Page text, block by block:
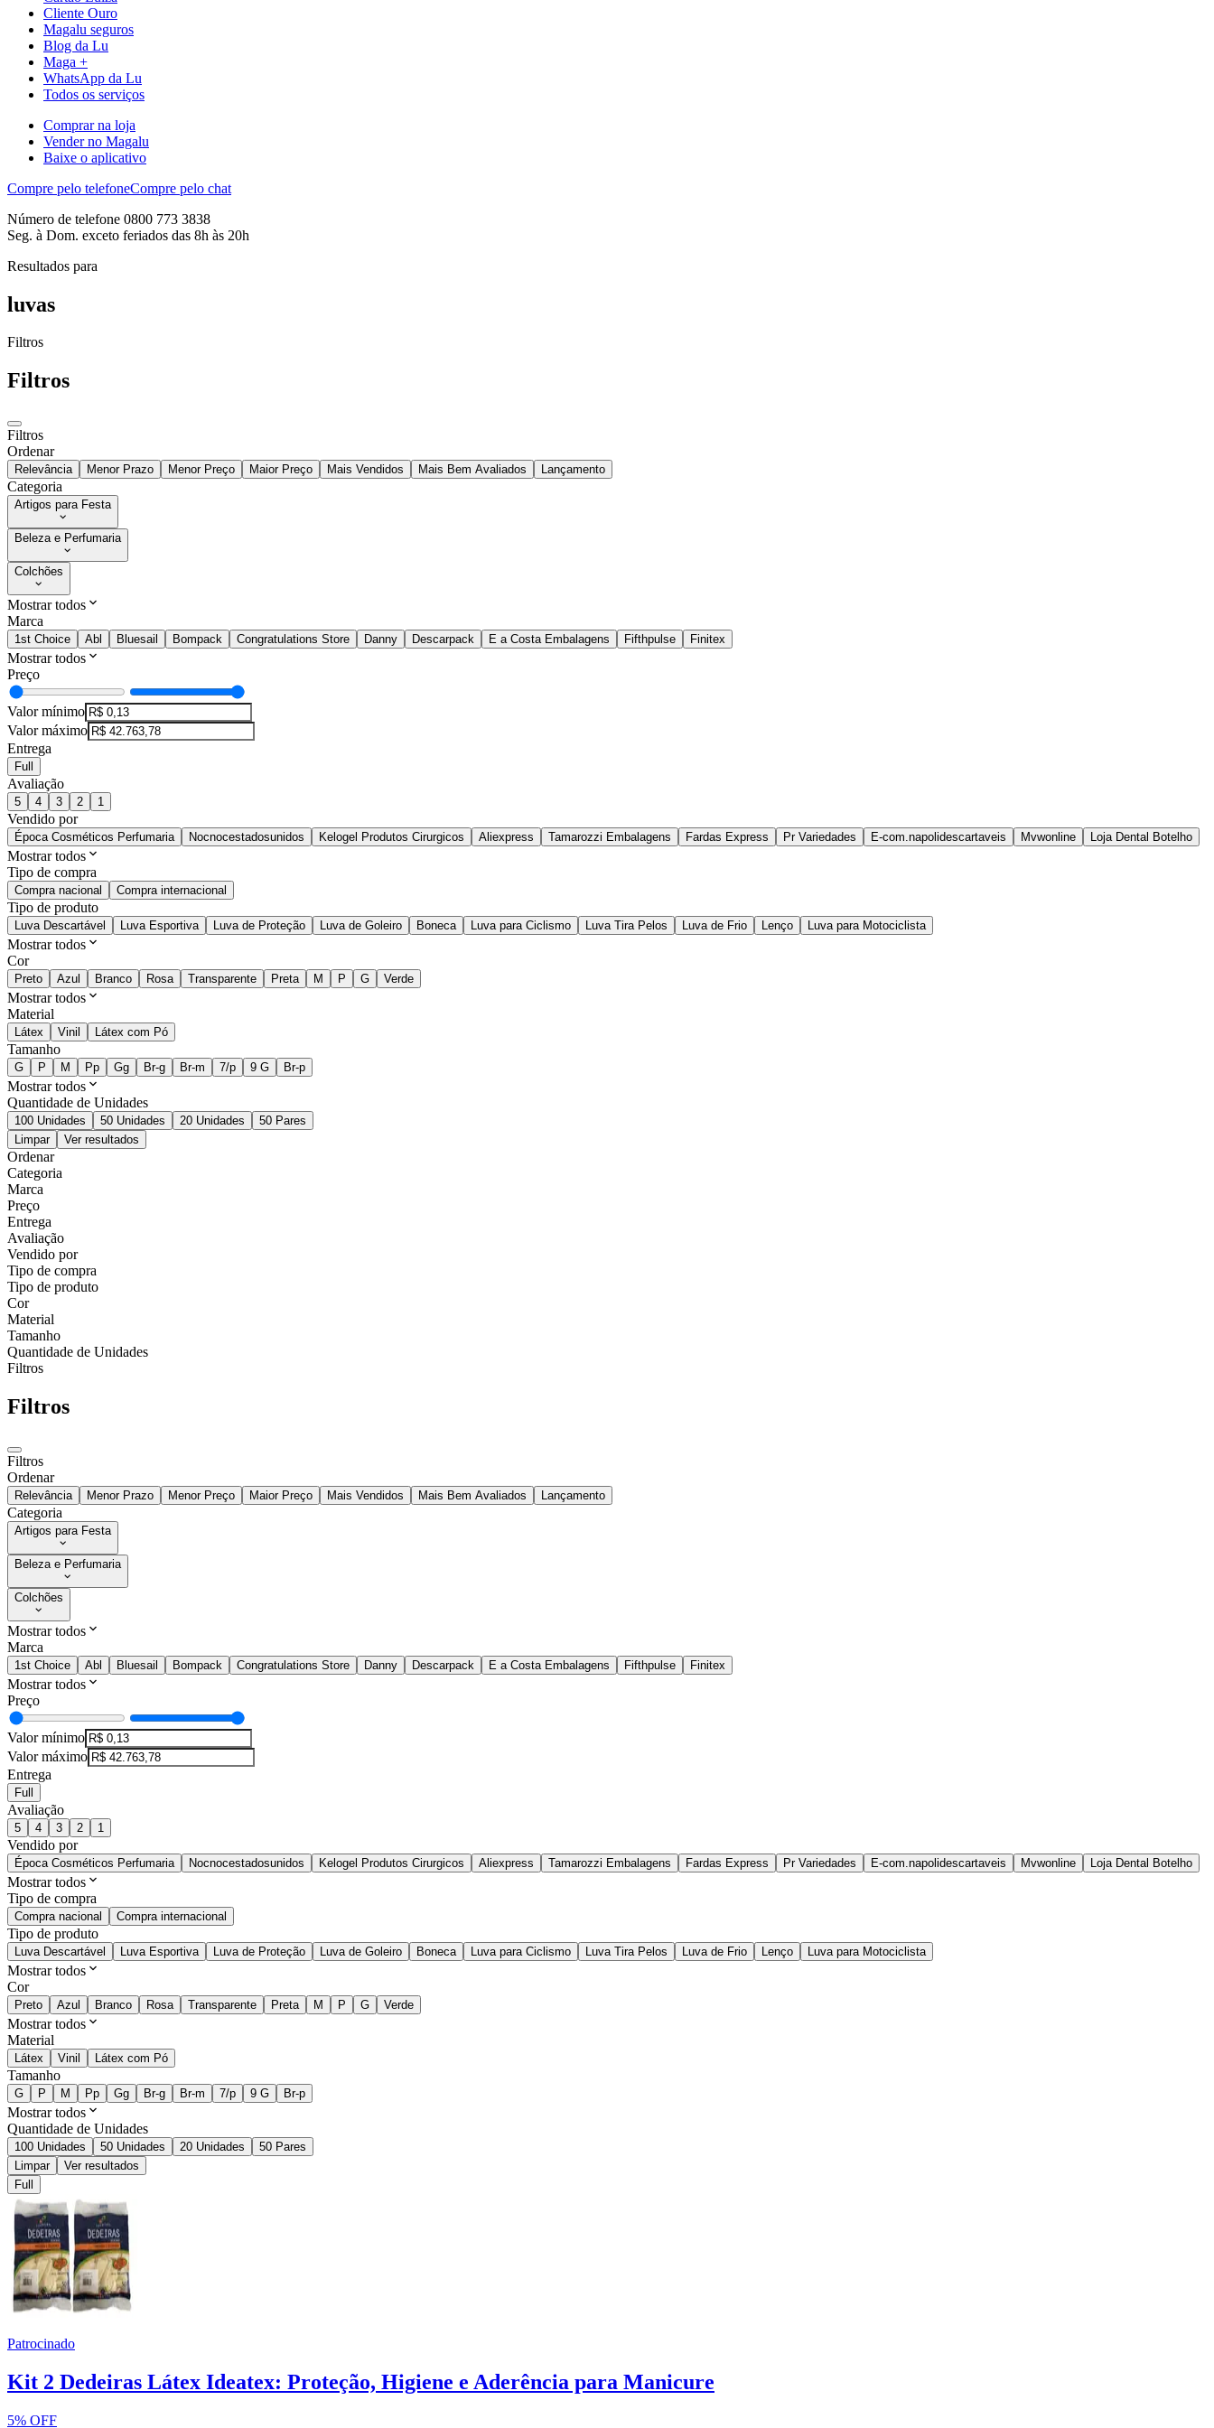
Cliente Ouro
Magalu seguros
Blog da Lu
Maga +
WhatsApp da Lu
Todos os serviços
Comprar na loja
Vender no Magalu
Baixe o aplicativo
Compre pelo telefoneCompre pelo chat
Número de telefone 0800 773 3838
Seg. à Dom. exceto feriados das 8h às 20h
Resultados para
luvas
Filtros
Filtros
Filtros
Ordenar
Relevância Menor Prazo Menor Preço Maior Preço Mais Vendidos Mais Bem Avaliados Lançamento
Categoria
Artigos para Festa
Beleza e Perfumaria
Colchões
Mostrar todos
Marca
1st Choice Abl Bluesail Bompack Congratulations Store Danny Descarpack E a Costa Embalagens Fifthpulse Finitex
Mostrar todos
Preço
Valor mínimo
Valor máximo
Entrega
Full
Avaliação
5 4 3 2 1
Vendido por
Época Cosméticos Perfumaria Nocnocestadosunidos Kelogel Produtos Cirurgicos Aliexpress Tamarozzi Embalagens Fardas Express Pr Variedades E-com.napolidescartaveis Mvwonline Loja Dental Botelho
Mostrar todos
Tipo de compra
Compra nacional Compra internacional
Tipo de produto
Luva Descartável Luva Esportiva Luva de Proteção Luva de Goleiro Boneca Luva para Ciclismo Luva Tira Pelos Luva de Frio Lenço Luva para Motociclista
Mostrar todos
Cor
Preto Azul Branco Rosa Transparente Preta M P G Verde
Mostrar todos
Material
Látex Vinil Látex com Pó
Tamanho
G P M Pp Gg Br-g Br-m 7/p 9 G Br-p
Mostrar todos
Quantidade de Unidades
100 Unidades 50 Unidades 20 Unidades
50 Pares
Limpar
Ver resultados
Ordenar
Categoria
Marca
Preço
Entrega
Avaliação
Vendido por
Tipo de compra
Tipo de produto
Cor
Material
Tamanho
Quantidade de Unidades
Filtros
Filtros
Filtros
Ordenar
Relevância Menor Prazo Menor Preço Maior Preço Mais Vendidos Mais Bem Avaliados Lançamento
Categoria
Artigos para Festa
Beleza e Perfumaria
Colchões
Mostrar todos
Marca
1st Choice Abl Bluesail Bompack Congratulations Store Danny Descarpack E a Costa Embalagens Fifthpulse Finitex
Mostrar todos
Preço
Valor mínimo
Valor máximo
Entrega
Full
Avaliação
5 4 3 2 1
Vendido por
Época Cosméticos Perfumaria Nocnocestadosunidos Kelogel Produtos Cirurgicos Aliexpress Tamarozzi Embalagens Fardas Express Pr Variedades E-com.napolidescartaveis Mvwonline Loja Dental Botelho
Mostrar todos
Tipo de compra
Compra nacional Compra internacional
Tipo de produto
Luva Descartável Luva Esportiva Luva de Proteção Luva de Goleiro Boneca Luva para Ciclismo Luva Tira Pelos Luva de Frio Lenço Luva para Motociclista
Mostrar todos
Cor
Preto Azul Branco Rosa Transparente Preta M P G Verde
Mostrar todos
Material
Látex Vinil Látex com Pó
Tamanho
G P M Pp Gg Br-g Br-m 7/p 9 G Br-p
Mostrar todos
Quantidade de Unidades
100 Unidades 50 Unidades 20 Unidades
50 Pares
Limpar
Ver resultados
Full
Patrocinado
Kit 2 Dedeiras Látex Ideatex: Proteção, Higiene e Aderência para Manicure
5% OFF